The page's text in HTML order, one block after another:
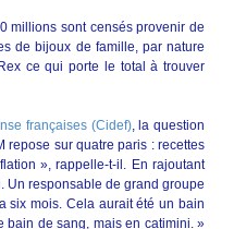
millions sont censés provenir de
de bijoux de famille, par nature
ce qui porte le total à trouver
françaises (Cidef), la question
repose sur quatre paris : recettes
», rappelle-t-il. En rajoutant
Un responsable de grand groupe
six mois. Cela aurait été un bain
bain de sang, mais en catimini. »